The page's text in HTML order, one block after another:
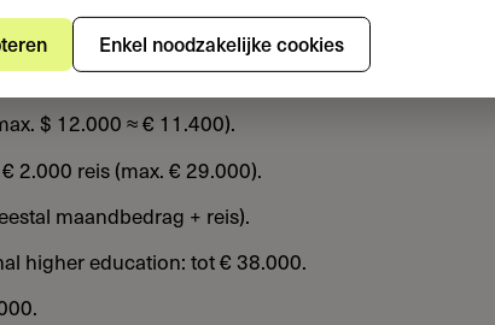
onderzoek/onderwijs.
$ 12.000 ≈ € 11.400).
2.000 reis (max. € 29.000).
maandbedrag + reis).
higher education: tot € 38.000.
Enkel noodzakelijke cookies